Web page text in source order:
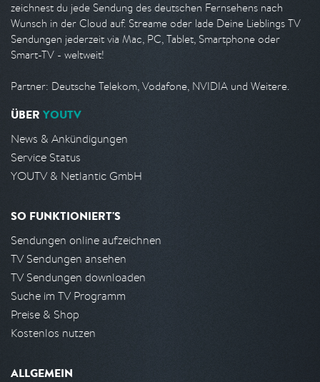
zeichnest du jede Sendung des deutschen Fernsehens nach
Wunsch in der Cloud auf. Streame oder lade Deine Lieblings TV
Sendungen jederzeit via Mac, PC, Tablet, Smartphone oder
Smart-TV - weltweit!
Partner: Deutsche Telekom, Vodafone, NVIDIA und Weitere.
ÜBER YOUTV
News & Ankündigungen
Service Status
YOUTV & Netlantic GmbH
SO FUNKTIONIERT'S
Sendungen online aufzeichnen
TV Sendungen ansehen
TV Sendungen downloaden
Suche im TV Programm
Preise & Shop
Kostenlos nutzen
ALLGEMEIN